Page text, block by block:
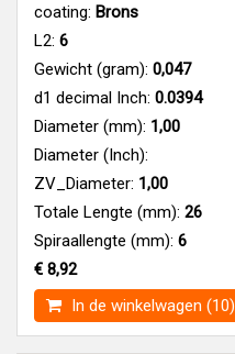
coating: Brons
L2: 6
Gewicht (gram): 0,047
d1 decimal Inch: 0.0394
Diameter (mm): 1,00
Diameter (Inch):
ZV_Diameter: 1,00
Totale Lengte (mm): 26
Spiraallengte (mm): 6
€ 8,92
In de winkelwagen (10)